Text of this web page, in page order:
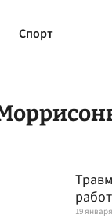
Спорт
19